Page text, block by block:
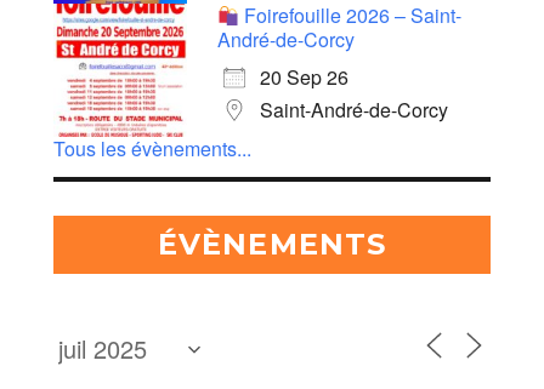
Foirefouille 2026 – Saint-
André-de-Corcy
20 Sep 26
Saint-André-de-Corcy
Tous les évènements...
ÉVÈNEMENTS